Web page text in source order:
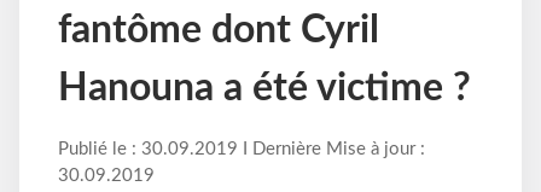
fantôme dont Cyril
Hanouna a été victime ?
Publié le : 30.09.2019 I Dernière Mise à jour :
30.09.2019